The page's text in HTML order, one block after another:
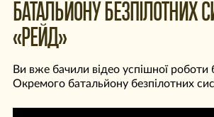
БАТАЛЬЙОНУ БЕЗПІЛОТНИХ
«РЕЙД»
Ви вже бачили відео успішної роботи
Окремого батальйону безпілотних